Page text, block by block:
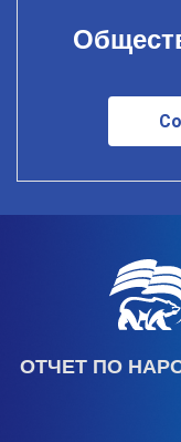
ОТЧЕТ ПО